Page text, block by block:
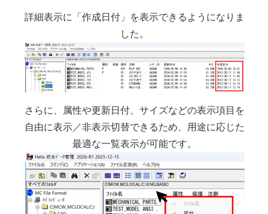
詳細表示に「作成日付」を表示できるようになりま
した。
さらに、属性や更新日付、サイズなどの表示項目を
自由に表示／非表示切替できるため、用途に応じた
最適な一覧表示が可能です。